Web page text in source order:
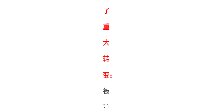
了
重
大
转
变。
被